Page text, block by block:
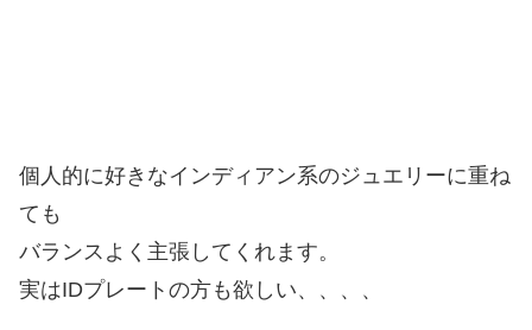
個人的に好きなインディアン系のジュエリーに重ね
ても
バランスよく主張してくれます。
実はIDプレートの方も欲しい、、、、